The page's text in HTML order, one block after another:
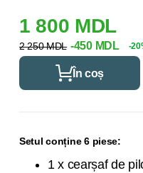
1 800 MDL
2 250 MDL -450 MDL -
În coș
Setul conține 6 piese:
1 x cearșaf de